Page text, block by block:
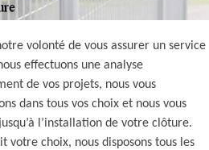
volonté de vous assurer un service
effectuons une analyse
de vos projets, nous vous
dans tous vos choix et nous vous
l’installation de votre clôture.
votre choix, nous disposons tous les